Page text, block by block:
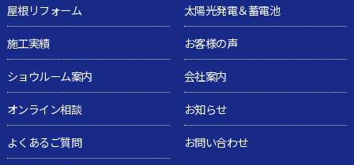
屋根リフォーム
太陽光発電＆蓄電池
施工実績
お客様の声
ショウルーム案内
会社案内
オンライン相談
お知らせ
よくあるご質問
お問い合わせ